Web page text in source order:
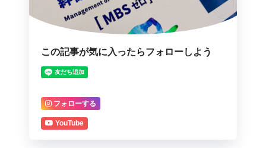
この記事が気に入ったらフォローしよう
フォローする
YouTube